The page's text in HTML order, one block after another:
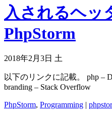
入されるヘッ
PhpStorm
2018年2月3日 土
以下のリンクに記載。 php –
branding – Stack Overflow
PhpStorm, Programming |